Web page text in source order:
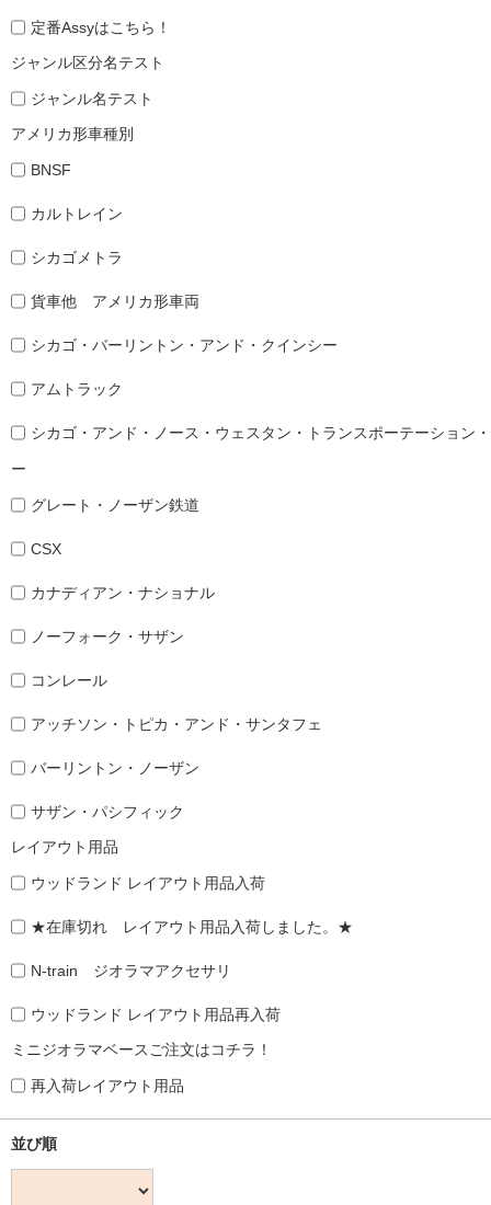
定番Assyはこちら！
ジャンル区分名テスト
ジャンル名テスト
アメリカ形車種別
BNSF
カルトレイン
シカゴメトラ
貨車他 アメリカ形車両
シカゴ・バーリントン・アンド・クインシー
アムトラック
シカゴ・アンド・ノース・ウェスタン・トランスポーテーション
ー
グレート・ノーザン鉄道
CSX
カナディアン・ナショナル
ノーフォーク・サザン
コンレール
アッチソン・トピカ・アンド・サンタフェ
バーリントン・ノーザン
サザン・パシフィック
レイアウト用品
ウッドランド レイアウト用品入荷
★在庫切れ レイアウト用品入荷しました。★
N-train ジオラマアクセサリ
ウッドランド レイアウト用品再入荷
ミニジオラマベースご注文はコチラ！
再入荷レイアウト用品
並び順